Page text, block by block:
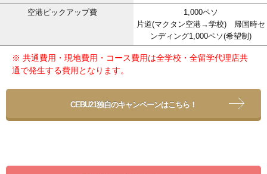
空港ピックアップ費
1,000ペソ
片道(マクタン空港→学校) 帰国時セ
ンディング1,000ペソ(希望制)
※ 共通費用・現地費用・コース費用は全学校・全留学代理店共
通で発生する費用となります。
CEBU21独自のキャンペーンはこちら！